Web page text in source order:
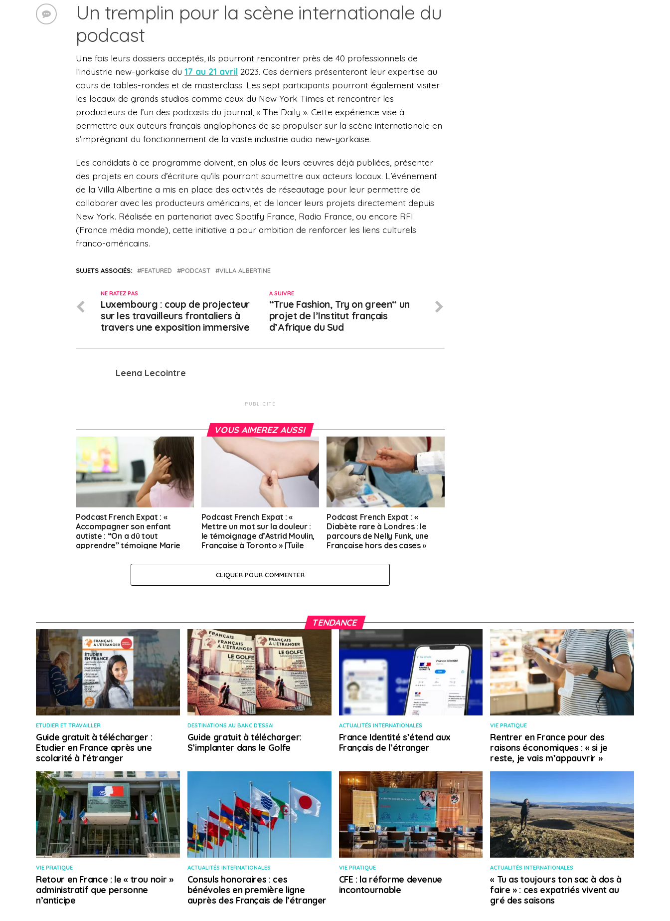
Un tremplin pour la scène internationale du
podcast
Une fois leurs dossiers acceptés, ils pourront rencontrer près de 40 professionnels de
l’industrie new-yorkaise du 17 au 21 avril 2023. Ces derniers présenteront leur expertise au
cours de tables-rondes et de masterclass. Les sept participants pourront également visiter
les locaux de grands studios comme ceux du New York Times et rencontrer les
producteurs de l’un des podcasts du journal, « The Daily ». Cette expérience vise à
permettre aux auteurs français anglophones de se propulser sur la scène internationale en
s’imprégnant du fonctionnement de la vaste industrie audio new-yorkaise.
Les candidats à ce programme doivent, en plus de leurs œuvres déjà publiées, présenter
des projets en cours d’écriture qu’ils pourront soumettre aux acteurs locaux. L’événement
de la Villa Albertine a mis en place des activités de réseautage pour leur permettre de
collaborer avec les producteurs américains, et de lancer leurs projets directement depuis
New York. Réalisée en partenariat avec Spotify France, Radio France, ou encore RFI
(France média monde), cette initiative a pour ambition de renforcer les liens culturels
franco-américains.
SUJETS ASSOCIÉS: FEATURED PODCAST VILLA ALBERTINE
A SUIVRE
“True Fashion, Try on green“ un
projet de l’Institut français
d’Afrique du Sud
NE RATEZ PAS
Luxembourg : coup de projecteur
sur les travailleurs frontaliers à
travers une exposition immersive
Leena Lecointre
PUBLICITÉ
VOUS AIMEREZ AUSSI
Podcast French Expat : «
Accompagner son enfant
autiste : “On a dû tout
apprendre” témoigne Marie
Podcast French Expat : «
Mettre un mot sur la douleur :
le témoignage d’Astrid Moulin,
Française à Toronto » [Tuile
Podcast French Expat : «
Diabète rare à Londres : le
parcours de Nelly Funk, une
Française hors des cases »
CLIQUER POUR COMMENTER
TENDANCE
ETUDIER ET TRAVAILLER
Guide gratuit à télécharger :
Etudier en France après une
scolarité à l’étranger
DESTINATIONS AU BANC D'ESSAI
Guide gratuit à télécharger:
S’implanter dans le Golfe
ACTUALITÉS INTERNATIONALES
France Identité s’étend aux
Français de l’étranger
VIE PRATIQUE
Rentrer en France pour des
raisons économiques : « si je
reste, je vais m’appauvrir »
VIE PRATIQUE
Retour en France : le « trou noir »
administratif que personne
n’anticipe
ACTUALITÉS INTERNATIONALES
Consuls honoraires : ces
bénévoles en première ligne
auprès des Français de l’étranger
VIE PRATIQUE
CFE : la réforme devenue
incontournable
ACTUALITÉS INTERNATIONALES
« Tu as toujours ton sac à dos à
faire » : ces expatriés vivent au
gré des saisons